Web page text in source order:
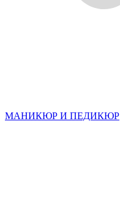
МАНИКЮР И ПЕДИКЮР